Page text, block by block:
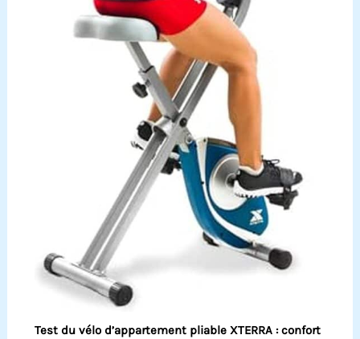
Test du vélo d’appartement pliable XTERRA : confort